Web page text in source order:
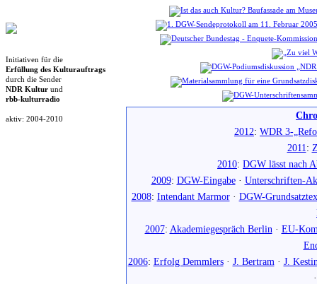
Initiativen für die
Erfüllung des Kulturauftrags
durch die Sender
NDR Kultur und
rbb-kulturradio
aktiv: 2004-2010
2012: WDR 3-
2011:
2010: DGW lässt nach
2009: DGW-Eingabe· Unterschriften-
2008: Intendant Marmor· DGW-
2007: Akademiegespräch Berlin · EU-
2006: Erfolg Demmlers· J. Bertram · J.